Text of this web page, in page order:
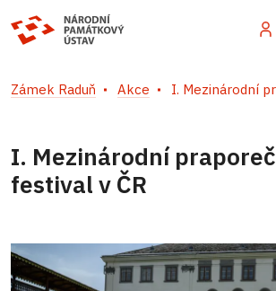
Zámek Raduň Akce I. Mezinárodní
I. Mezinárodní
festival v ČR